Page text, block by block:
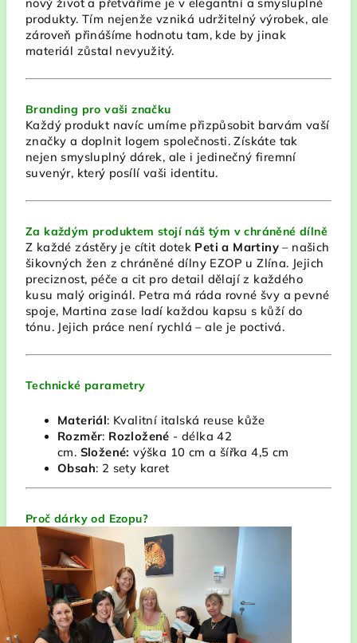
produkty. Tím nejenže vzniká udržitelný výrobek, ale
zároveň přinášíme hodnotu tam, kde by jinak
materiál zůstal nevyužitý.
Branding pro vaši značku
Každý produkt navíc umíme přizpůsobit barvám vaší
značky a doplnit logem společnosti. Získáte tak
nejen smysluplný dárek, ale i jedinečný firemní
suvenýr, který posílí vaši identitu.
Za každým produktem stojí náš tým v chráněné dílně
Z každé zástěry je cítit dotek Peti a Martiny – našich
šikovných žen z chráněné dílny EZOP u Zlína. Jejich
preciznost, péče a cit pro detail dělají z každého
kusu malý originál. Petra má ráda rovné švy a pevné
spoje, Martina zase ladí každou kapsu s kůží do
tónu. Jejich práce není rychlá – ale je poctivá.
Technické parametry
Materiál: Kvalitní italská reuse kůže
Rozměr: Rozložené - délka 42
cm. Složené:výška 10 cm a šířka 4,5 cm
Obsah: 2 sety karet
Proč dárky od Ezopu?